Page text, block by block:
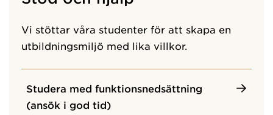
Vi stöttar våra studenter för att skapa en
utbildningsmiljö med lika villkor.
Studera med funktionsnedsättning
(ansök i god tid)